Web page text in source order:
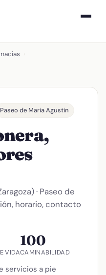
Paseo de Maria Agustin
· Paseo de
horario, contacto
VIDA
100
CAMINABILIDAD
servicios a pie